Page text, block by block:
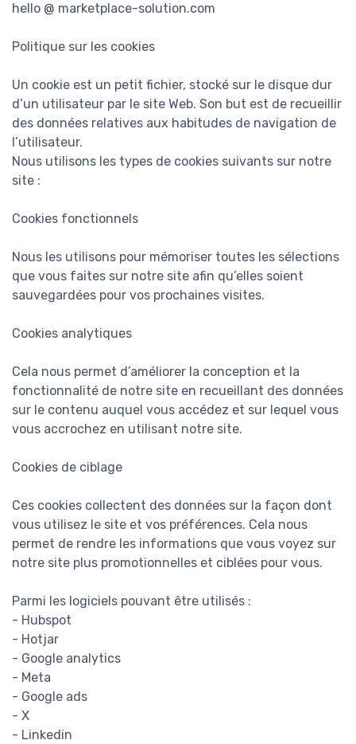
hello @ marketplace-solution.com
Politique sur les cookies
Un cookie est un petit fichier, stocké sur le disque dur
d’un utilisateur par le site Web. Son but est de recueillir
des données relatives aux habitudes de navigation de
l’utilisateur.
Nous utilisons les types de cookies suivants sur notre
site :
Cookies fonctionnels
Nous les utilisons pour mémoriser toutes les sélections
que vous faites sur notre site afin qu’elles soient
sauvegardées pour vos prochaines visites.
Cookies analytiques
Cela nous permet d’améliorer la conception et la
fonctionnalité de notre site en recueillant des données
sur le contenu auquel vous accédez et sur lequel vous
vous accrochez en utilisant notre site.
Cookies de ciblage
Ces cookies collectent des données sur la façon dont
vous utilisez le site et vos préférences. Cela nous
permet de rendre les informations que vous voyez sur
notre site plus promotionnelles et ciblées pour vous.
Parmi les logiciels pouvant être utilisés :
- Hubspot
- Hotjar
- Google analytics
- Meta
- Google ads
- X
- Linkedin